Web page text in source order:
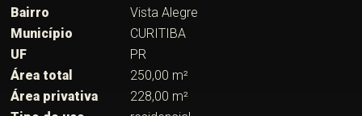
Bairro
Vista Alegre
Município
CURITIBA
UF
PR
Área total
250,00 m²
Área privativa
228,00 m²